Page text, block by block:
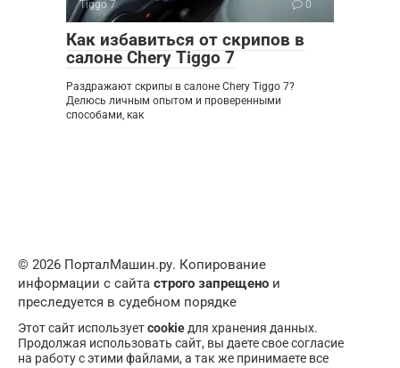
Tiggo 7 0
Как избавиться от скрипов в
салоне Chery Tiggo 7
Раздражают скрипы в салоне Chery Tiggo 7?
Делюсь личным опытом и проверенными
способами, как
© 2026 ПорталМашин.ру. Копирование
информации с сайта строго запрещено и
преследуется в судебном порядке
Этот сайт используетcookie для хранения данных.
Продолжая использовать сайт, вы даете свое согласие
на работу с этими файлами, а так же принимаете все